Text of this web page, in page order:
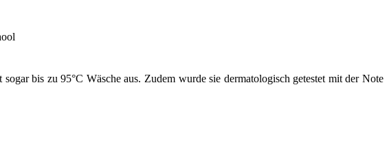
bis zu 95°C Wäsche aus. Zudem wurde sie dermatologisch getestet mit der Note